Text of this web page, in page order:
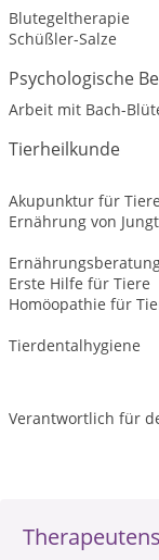
Blutegeltherapie
Schüßler-Salze
Psychologische
Arbeit mit Bach-
Tierheilkunde
Akupunktur für Tiere
Ernährung von
Erste Hilfe für Tiere
Homöopathie für
Tierdentalhygiene
Verantwortlich für